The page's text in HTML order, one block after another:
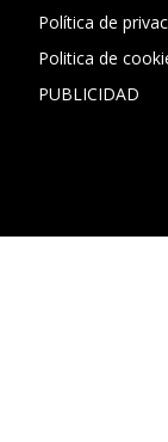
Política de
Politica de
PUBLICIDAD